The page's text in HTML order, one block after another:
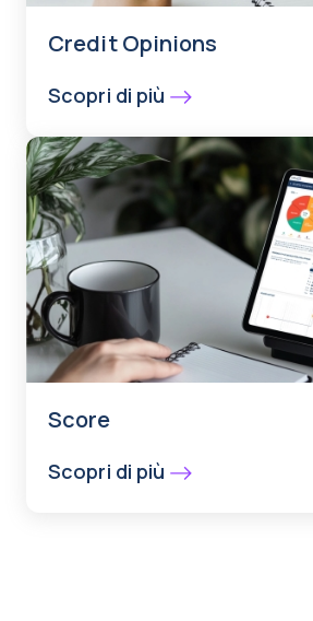
Credit Opinions
Scopri di più
Score
Scopri di più